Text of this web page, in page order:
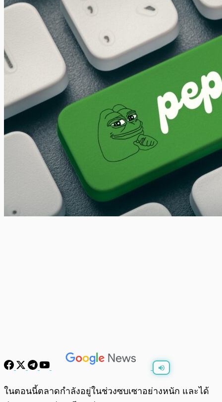
พร้อมเล่น 0:00 0:00
ในตอนนี้ตลาดกำลังอยู่ในช่วงซบเซาอย่างหนัก และได้